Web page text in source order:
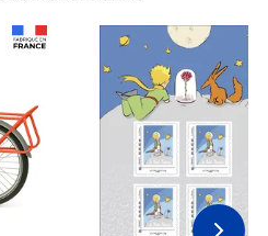
Prix 7,50€